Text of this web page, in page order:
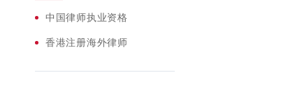
中国律师执业资格
香港注册海外律师